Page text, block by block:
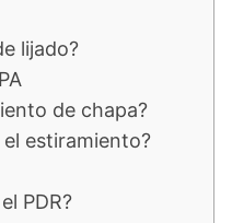
lijado?
de chapa?
estiramiento?
PDR?